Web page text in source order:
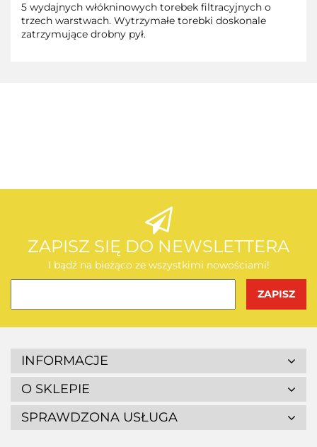
5 wydajnych włókninowych torebek filtracyjnych o
trzech warstwach. Wytrzymałe torebki doskonale
zatrzymujące drobny pył.
AEG
ZAPISZ SIĘ DO NEWSLETTERA
I bądź na bieżąco ze wszystkimi nowościami!
INFORMACJE
O SKLEPIE
SPRAWDZONA USŁUGA